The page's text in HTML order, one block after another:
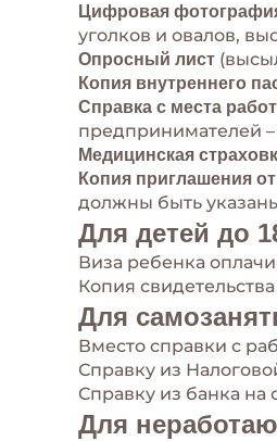
Цифровая
уголков и овалов,
Опросный лист
Копия внутреннего
Справка с места
предпринимателей
Медицинская
Копия приглашения
должны быть
Для детей до
Виза ребенка
Копия
Для
Вместо справки с
Справку из
Справку из банка на
Для